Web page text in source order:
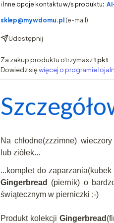
ℹ️ Inne opcje kontaktu w/s produktu:
sklep@mywdomu.pl (e-mail)
Udostępnij
Za zakup produktu otrzymasz1 pkt
Dowiedz sięwięcej o programie
Na chłodne(zzzimne)
lub ziółek...
...komplet do
Gingerbread
(piernik) o
świątecznym w pierniczki ;-)
Produkt kolekcjiGingerbread